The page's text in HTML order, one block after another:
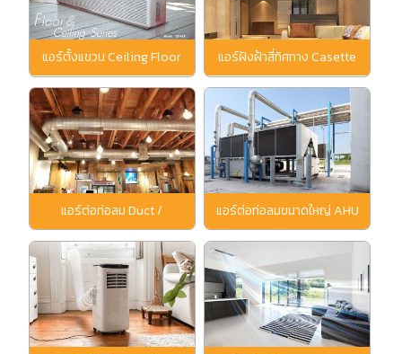
แอร์ตั้งแขวน Ceiling Floor
Type
แอร์ฝังฝ้าสี่ทิศทาง Casette
Type
แอร์ต่อท่อลม Duct /
Conceal Type
แอร์ต่อท่อลมขนาดใหญ่ AHU